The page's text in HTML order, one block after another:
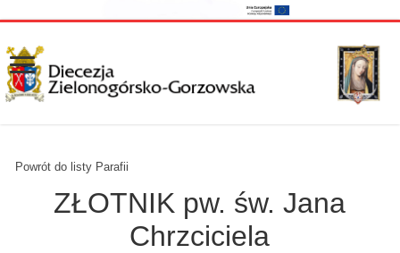
Powrót do listy Parafii
ZŁOTNIK pw. św. Jana
Chrzciciela